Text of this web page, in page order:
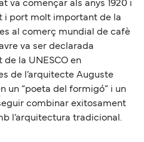
va començar als anys 1920 i
i port molt important de la
al comerç mundial de cafè
va ser declarada
la UNESCO en
de l’arquitecte Auguste
un “poeta del formigó” i un
combinar exitosament
l’arquitectura tradicional.